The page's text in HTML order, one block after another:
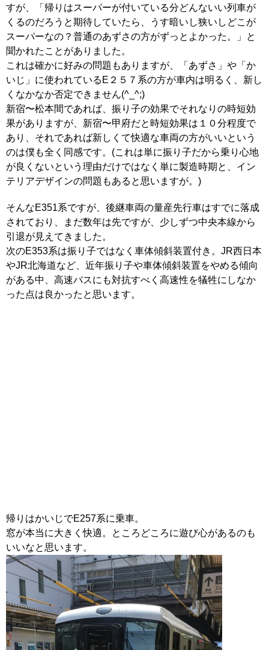
すが、「帰りはスーパーが付いている分どんないい列車が
くるのだろうと期待していたら、うす暗いし狭いしどこが
スーパーなの？普通のあずさの方がずっとよかった。」と
聞かれたことがありました。
これは確かに好みの問題もありますが、「あずさ」や「か
いじ」に使われているE２５７系の方が車内は明るく、新し
くなかなか否定できません(^_^;)
新宿〜松本間であれば、振り子の効果でそれなりの時短効
果がありますが、新宿〜甲府だと時短効果は１０分程度で
あり、それであれば新しくて快適な車両の方がいいという
のは僕も全く同感です。(これは単に振り子だから乗り心地
が良くないという理由だけではなく単に製造時期と、イン
テリアデザインの問題もあると思いますが。)
そんなE351系ですが、後継車両の量産先行車はすでに落成
されており、まだ数年は先ですが、少しずつ中央本線から
引退が見えてきました。
次のE353系は振り子ではなく車体傾斜装置付き。JR西日本
やJR北海道など、近年振り子や車体傾斜装置をやめる傾向
がある中、高速バスにも対抗すべく高速性を犠牲にしなか
った点は良かったと思います。
帰りはかいじでE257系に乗車。
窓が本当に大きく快適。ところどころに遊び心があるのも
いいなと思います。